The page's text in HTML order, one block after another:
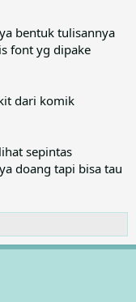
bentuk tulisannya
font yg dipake
dari komik
sepintas
doang tapi bisa tau